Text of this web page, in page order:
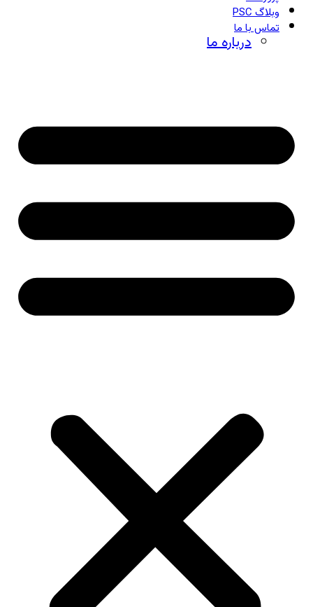
وبلاگ PSC
تماس با ما
درباره ما